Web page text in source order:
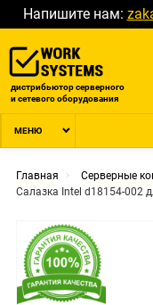
Напишите нам:
дистрибьютор серверного
и сетевого оборудования
МЕНЮ
Главная Серверные
Салазка Intel d18154-002